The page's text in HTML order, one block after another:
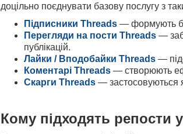
доцільно поєднувати базову послугу з
Підписники Threads— формують
Перегляди на пости Threads—
публікацій.
Лайки / Вподобайки Threads —
Коментарі Threads — створюють
Скарги Threads— застосовуються
Кому підходять репости